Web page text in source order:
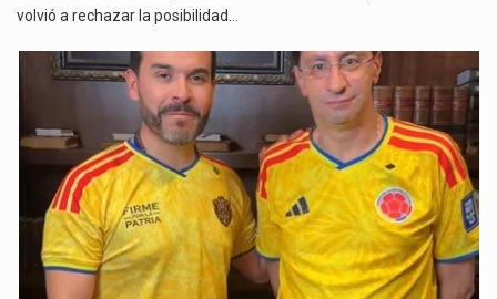
volvió a rechazar la posibilidad…